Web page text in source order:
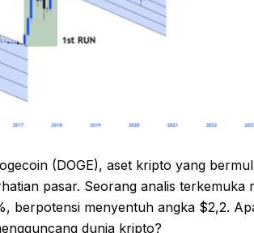
(DOGE), aset kripto yang
pasar. Seorang analis terkemuka
berpotensi menyentuh angka $2,2.
dunia kripto?